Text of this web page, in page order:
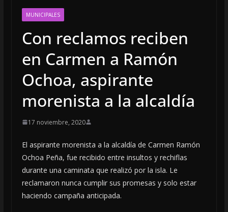
MUNICIPALES
Con reclamos reciben
en Carmen a Ramón
Ochoa, aspirante
morenista a la alcaldía
17 noviembre, 2020
El aspirante morenista a la alcaldía de Carmen Ramón
Ochoa Peña, fue recibido entre insultos y rechiflas
durante una caminata que realizó por la isla. Le
reclamaron nunca cumplir sus promesas y solo estar
haciendo campaña anticipada.